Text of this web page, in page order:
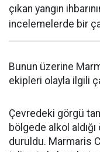
çıkan yangın
incelemelerde bir
Bunun üzerine
ekipleri olayla ilgili
Çevredeki görgü
bölgede alkol
duruldu. Marmaris